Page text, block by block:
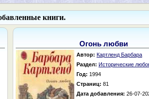
книги.
Огонь любви
Автор: Картленд Барбара
Раздел: Исторические
Год: 1994
Страниц: 81
Дата добавления: 26-07-